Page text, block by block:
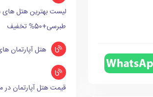
لیست بهترین هتل های
طبرسی+50% تخفیف
هتل آپارتمان های
قیمت هتل آپارتمان در